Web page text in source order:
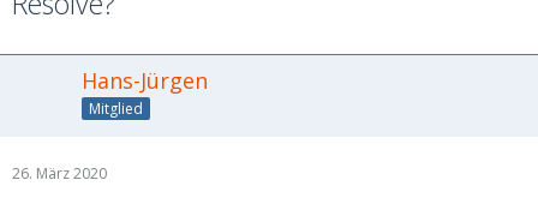
Hans-Jürgen
Mitglied
26. März 2020